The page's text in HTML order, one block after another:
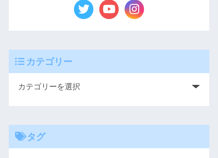
カテゴリー
タグ